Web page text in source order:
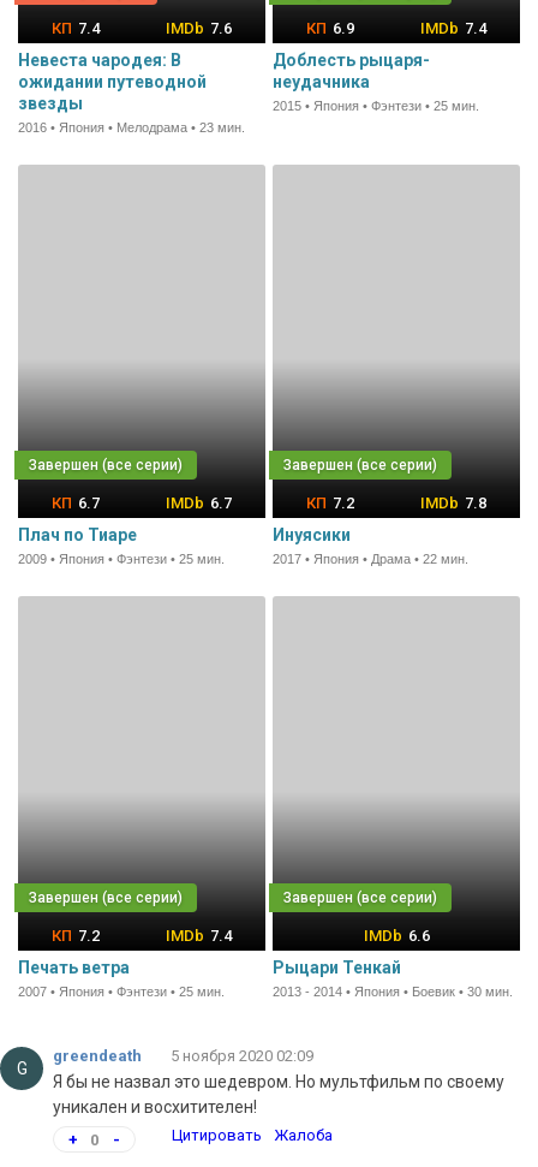
7.4 7.6
Невеста чародея: В
ожидании путеводной
звезды
2016 • Япония • Мелодрама • 23 мин.
6.9 7.4
Доблесть рыцаря-
неудачника
2015 • Япония • Фэнтези • 25 мин.
6.7 6.7
Плач по Тиаре
2009 • Япония • Фэнтези • 25 мин.
7.2 7.8
Инуясики
2017 • Япония • Драма • 22 мин.
7.2 7.4
Печать ветра
2007 • Япония • Фэнтези • 25 мин.
6.6
Рыцари Тенкай
2013 - 2014 • Япония • Боевик • 30 мин.
G
greendeath 5 ноября 2020 02:09
Я бы не назвал это шедевром. Но мультфильм по своему
уникален и восхитителен!
+ 0 - Цитировать Жалоба